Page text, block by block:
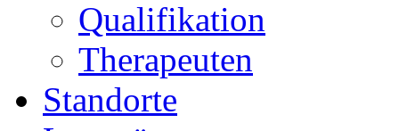
Qualifikation
Therapeuten
Standorte